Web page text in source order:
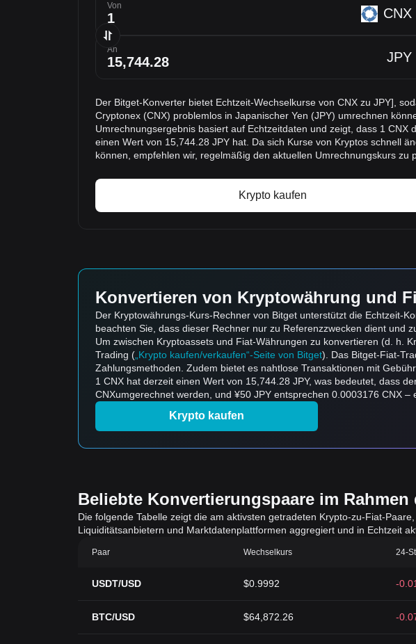
Von CNX
An JPY
Der Bitget-Konverter bietet Echtzeit-Wechselkurse von CNX zu JPY],
Cryptonex (CNX) problemlos in Japanischer Yen (JPY) umrechnen
Umrechnungsergebnis basiert auf Echtzeitdaten und zeigt, dass 1 CNX
einen Wert von 15,744.28 JPY hat. Da sich Kurse von Kryptos schnell
können, empfehlen wir, regelmäßig den aktuellen Umrechnungskurs zu
Krypto kaufen
Konvertieren von Kryptowährung und
Der Kryptowährungs-Kurs-Rechner von Bitget unterstützt die Echtzeit-
beachten Sie, dass dieser Rechner nur zu Referenzzwecken dient und
Um zwischen Kryptoassets und Fiat-Währungen zu konvertieren (d. h.
Trading ( „Krypto kaufen/verkaufen“-Seite von Bitget). Das Bitget-Fiat-
Zahlungsmethoden. Zudem bietet es nahtlose Transaktionen mit
1 CNX hat derzeit einen Wert von 15,744.28 JPY, was bedeutet, dass
CNXumgerechnet werden, und ¥50 JPY entsprechen 0.0003176 CNX –
Krypto kaufen
Beliebte Konvertierungspaare im
Die folgende Tabelle zeigt die am aktivsten getradeten Krypto-zu-Fiat-
Liquiditätsanbietern und Marktdatenplattformen aggregiert und in Echtzeit
Paar Wechselkurs 24-
USDT/USD $0.9992 -
BTC/USD $64,872.26 -